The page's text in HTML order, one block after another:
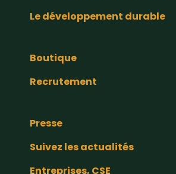
Le développement durable
Boutique
Recrutement
Presse
Suivez les actualités
Entreprises, CSE